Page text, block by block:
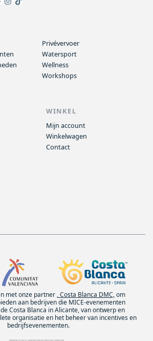
Privévervoer
Watersport
Wellness
Workshops
WINKEL
Mijn account
Winkelwagen
Contact
met onze partner , Costa Blanca DMC,om
aan bedrijven die MICE-evenementen
Costa Blanca in Alicante, van ontwerp en
organisatie en het beheer van incentives en
bedrijfsevenementen.